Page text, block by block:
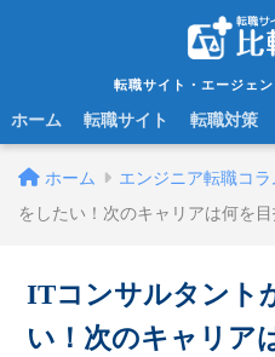
転職サイト・エージェ
ホーム 転職サイト 転職対策
ホーム エンジニア転職コラ
をしたい！次のキャリアは何を目
ITコンサルタント
い！次のキャリア